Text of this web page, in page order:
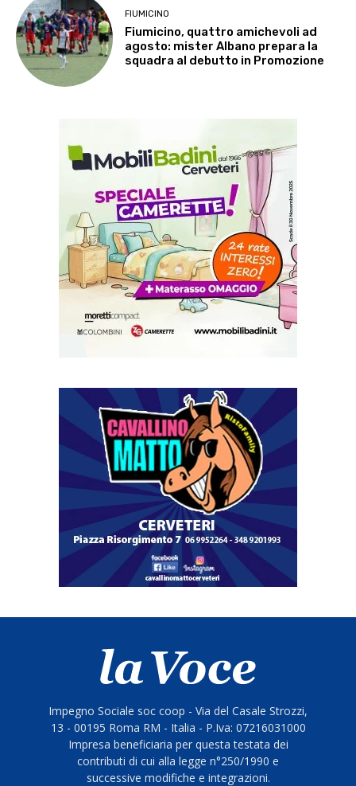
FIUMICINO
Fiumicino, quattro amichevoli ad
agosto: mister Albano prepara la
squadra al debutto in Promozione
Impegno Sociale soc coop - Via del Casale Strozzi,
13 - 00195 Roma RM - Italia - P.Iva: 07216031000
Impresa beneficiaria per questa testata dei
contributi di cui alla legge n°250/1990 e
successive modifiche e integrazioni.